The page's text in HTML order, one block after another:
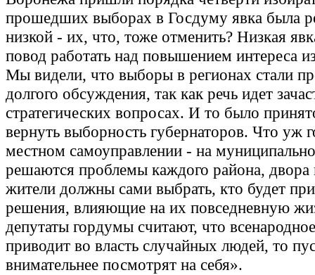
прошедших выборах в Госдуму явка была
низкой - их, что, тоже отменить? Низкая
повод работать над повышением интереса
Мы видели, что выборы в регионах стали
долгого обсуждения, так как речь идет
стратегических вопросах. И то было
вернуть выборность губернаторов. Что уж
местном самоуправлении - на
решаются проблемы каждого района,
жители должны сами выбрать, кто будет
решения, влияющие на их повседневную
депутаты гордумы считают, что
приводит во власть случайных людей, то
внимательнее посмотрят на себя».